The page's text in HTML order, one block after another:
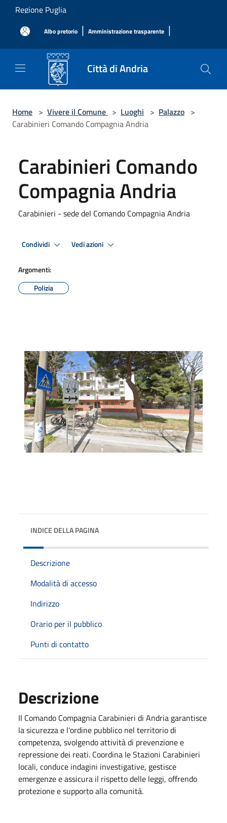
Salta al contenuto principale
Regione Puglia
Albo pretorio | Amministrazione trasparente |
Città di Andria
Home > Vivere il Comune > Luoghi > Palazzo >
Carabinieri Comando Compagnia Andria
Carabinieri Comando
Compagnia Andria
Carabinieri - sede del Comando Compagnia Andria
Condividi Vedi azioni
Argomenti:
Polizia
INDICE DELLA PAGINA
Descrizione
Modalità di accesso
Indirizzo
Orario per il pubblico
Punti di contatto
Descrizione
Il Comando Compagnia Carabinieri di Andria garantisce
la sicurezza e l'ordine pubblico nel territorio di
competenza, svolgendo attività di prevenzione e
repressione dei reati. Coordina le Stazioni Carabinieri
locali, conduce indagini investigative, gestisce
emergenze e assicura il rispetto delle leggi, offrendo
protezione e supporto alla comunità.